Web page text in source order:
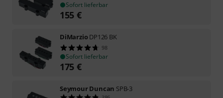
Sofort lieferbar
155 €
DiMarzioDP126 BK
98
Sofort lieferbar
175 €
Seymour Duncan SPB-3